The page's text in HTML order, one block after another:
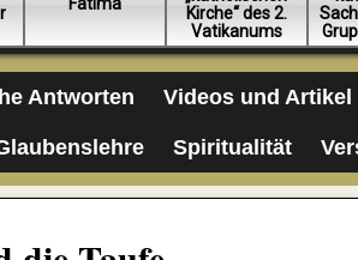
Kirche“ des 2.
Vatikanums
Antworten Videos und Artikel
Spiritualität